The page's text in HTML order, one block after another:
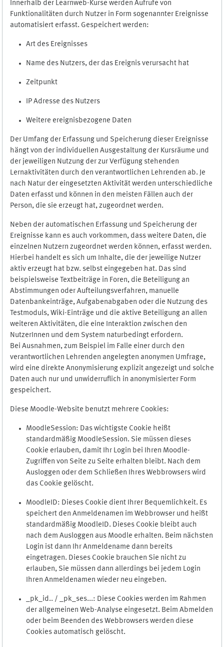
Innerhalb der Learnweb-Kurse werden Aufrufe von
Funktionalitäten durch Nutzer in Form sogenannter Ereignisse
automatisiert erfasst. Gespeichert werden:
Art des Ereignisses
Name des Nutzers, der das Ereignis verursacht hat
Zeitpunkt
IP Adresse des Nutzers
Weitere ereignisbezogene Daten
Der Umfang der Erfassung und Speicherung dieser Ereignisse
hängt von der individuellen Ausgestaltung der Kursräume und
der jeweiligen Nutzung der zur Verfügung stehenden
Lernaktivitäten durch den verantwortlichen Lehrenden ab. Je
nach Natur der eingesetzten Aktivität werden unterschiedliche
Daten erfasst und können in den meisten Fällen auch der
Person, die sie erzeugt hat, zugeordnet werden.
Neben der automatischen Erfassung und Speicherung der
Ereignisse kann es auch vorkommen, dass weitere Daten, die
einzelnen Nutzern zugeordnet werden können, erfasst werden.
Hierbei handelt es sich um Inhalte, die der jeweilige Nutzer
aktiv erzeugt hat bzw. selbst eingegeben hat. Das sind
beispielsweise Textbeiträge in Foren, die Beteiligung an
Abstimmungen oder Aufteilungsverfahren, manuelle
Datenbankeinträge, Aufgabenabgaben oder die Nutzung des
Testmoduls, Wiki-Einträge und die aktive Beteiligung an allen
weiteren Aktivitäten, die eine Interaktion zwischen den
NutzerInnen und dem System naturbedingt erfordern.
Bei Ausnahmen, zum Beispiel im Falle einer durch den
verantwortlichen Lehrenden angelegten anonymen Umfrage,
wird eine direkte Anonymisierung explizit angezeigt und solche
Daten auch nur und unwiderruflich in anonymisierter Form
gespeichert.
Diese Moodle-Website benutzt mehrere Cookies:
MoodleSession: Das wichtigste Cookie heißt
standardmäßig MoodleSession. Sie müssen dieses
Cookie erlauben, damit Ihr Login bei Ihren Moodle-
Zugriffen von Seite zu Seite erhalten bleibt. Nach dem
Ausloggen oder dem Schließen Ihres Webbrowsers wird
das Cookie gelöscht.
MoodleID: Dieses Cookie dient Ihrer Bequemlichkeit. Es
speichert den Anmeldenamen im Webbrowser und heißt
standardmäßig MoodleID. Dieses Cookie bleibt auch
nach dem Ausloggen aus Moodle erhalten. Beim nächsten
Login ist dann Ihr Anmeldename dann bereits
eingetragen. Dieses Cookie brauchen Sie nicht zu
erlauben, Sie müssen dann allerdings bei jedem Login
Ihren Anmeldenamen wieder neu eingeben.
_pk_id.. / _pk_ses...: Diese Cookies werden im Rahmen
der allgemeinen Web-Analyse eingesetzt. Beim Abmelden
oder beim Beenden des Webbrowsers werden diese
Cookies automatisch gelöscht.